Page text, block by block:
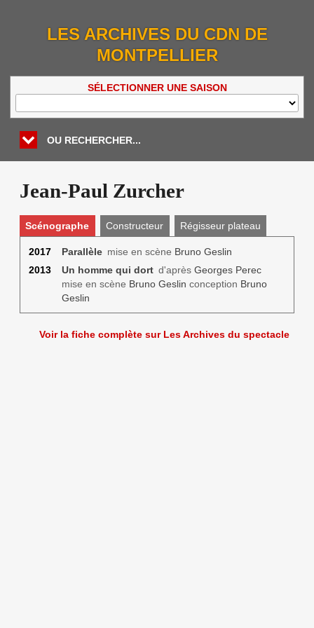
LES ARCHIVES DU CDN DE
MONTPELLIER
SÉLECTIONNER UNE SAISON
OU RECHERCHER...
Jean-Paul Zurcher
Scénographe Constructeur Régisseur plateau
2017 Parallèlemise en scène Bruno Geslin
2013
Un homme qui dortd'après Georges Perec
mise en scène Bruno Geslin conception Bruno
Geslin
Voir la fiche complète sur Les Archives du spectacle